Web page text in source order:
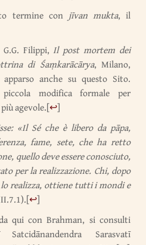
termine con jīvan mukta, il
G.G. Filippi,Il post mortem dei
di Śaṃkarācārya, Milano,
anche su questo Sito.
piccola modifica formale per
agevole.[↩]
«Il Sé che è libero da pāpa,
fame, sete, che ha retto
quello deve essere conosciuto,
per la realizzazione. Chi, dopo
realizza, ottiene tutti i mondi e
[↩]
qui con Brahman, si consulti
Satcidānandendra Sarasvatī